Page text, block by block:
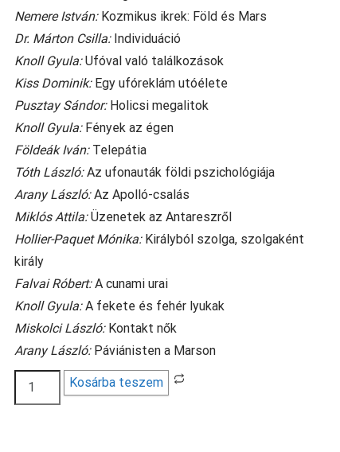
Nemere István:Kozmikus ikrek: Föld és Mars
Dr. Márton Csilla:Individuáció
Knoll Gyula:Ufóval való találkozások
Kiss Dominik:Egy ufóreklám utóélete
Pusztay Sándor:Holicsi megalitok
Knoll Gyula:Fények az égen
Földeák Iván:Telepátia
Tóth László:Az ufonauták földi pszichológiája
Arany László:Az Apolló-csalás
Miklós Attila:Üzenetek az Antareszről
Hollier-Paquet Mónika:Királyból szolga, szolgaként
király
Falvai Róbert:A cunami urai
Knoll Gyula:A fekete és fehér lyukak
Miskolci László:Kontakt nők
Arany László:Páviánisten a Marson
Ufómagazin
2019/6
Kosárba teszem